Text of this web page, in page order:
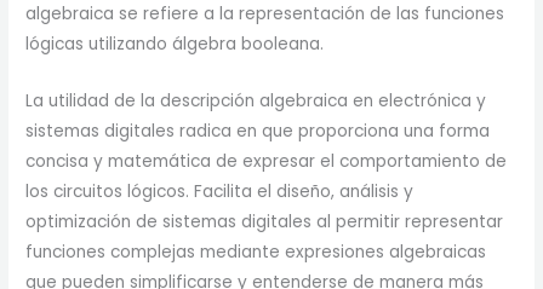
algebraica se refiere a la representación de las funciones
lógicas utilizando álgebra booleana.
La utilidad de la descripción algebraica en electrónica y
sistemas digitales radica en que proporciona una forma
concisa y matemática de expresar el comportamiento de
los circuitos lógicos. Facilita el diseño, análisis y
optimización de sistemas digitales al permitir representar
funciones complejas mediante expresiones algebraicas
que pueden simplificarse y entenderse de manera más